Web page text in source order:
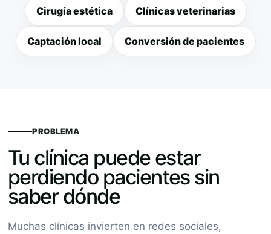
Cirugía estética Clínicas veterinarias
Captación local Conversión de pacientes
PROBLEMA
Tu clínica puede estar
perdiendo pacientes sin
saber dónde
Muchas clínicas invierten en redes sociales,